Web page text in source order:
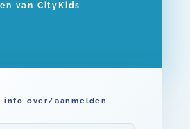
van CityKids
info over/aanmelden